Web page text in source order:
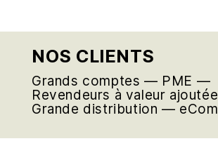
NOS CLIENTS
Grands comptes — PME —
Revendeurs à valeur
Grande distribution —